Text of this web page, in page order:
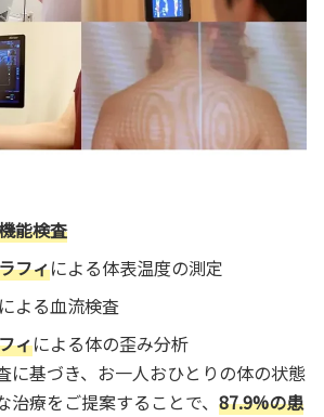
能検査
フィによる体表温度の測定
による血流検査
ィによる体の歪み分析
に基づき、お一人おひとりの体の状態
治療をご提案することで、 87.9%の患